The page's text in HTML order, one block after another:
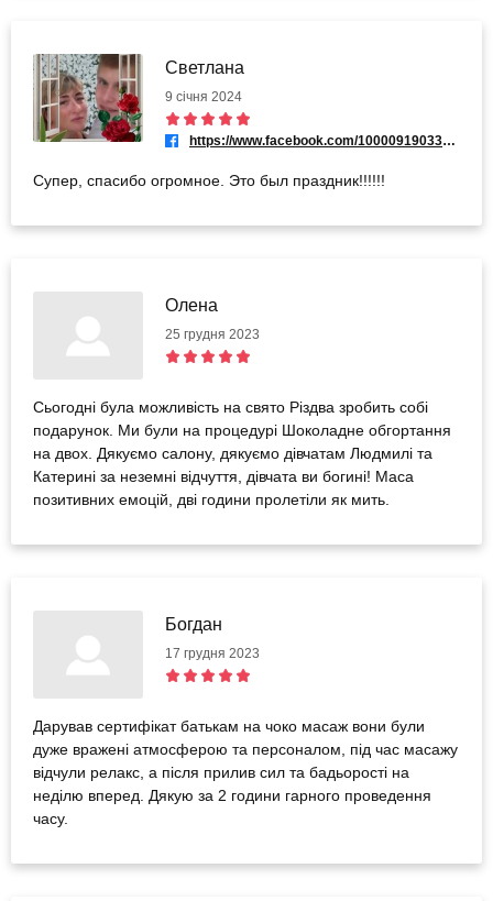
Светлана
9 січня 2024
https://www.facebook.com/100009190338078
Супер, спасибо огромное. Это был праздник!!!!!!
Олена
25 грудня 2023
Сьогодні була можливість на свято Різдва зробить собі
подарунок. Ми були на процедурі Шоколадне обгортання
на двох. Дякуємо салону, дякуємо дівчатам Людмилі та
Катерині за неземні відчуття, дівчата ви богині! Маса
позитивних емоцій, дві години пролетіли як мить.
Богдан
17 грудня 2023
Дарував сертифікат батькам на чоко масаж вони були
дуже вражені атмосферою та персоналом, під час масажу
відчули релакс, а після прилив сил та бадьорості на
неділю вперед. Дякую за 2 години гарного проведення
часу.